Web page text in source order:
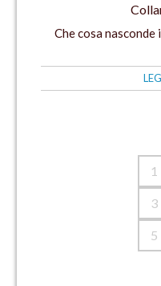
Che cosa nasconde
1
3
5